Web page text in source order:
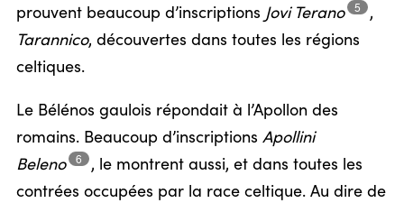
prouvent beaucoup d’inscriptions Jovi Terano 5
,
Tarannico, découvertes dans toutes les régions
celtiques.
Le Bélénos gaulois répondait à l’Apollon des
romains. Beaucoup d’inscriptions Apollini
Beleno
6 , le montrent aussi, et dans toutes les
contrées occupées par la race celtique. Au dire de